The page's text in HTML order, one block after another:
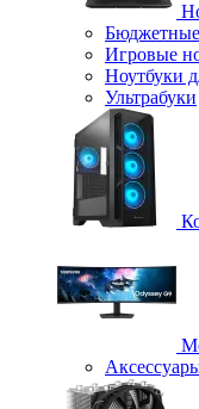
Игровые
Ноутбуки
Ультрабуки